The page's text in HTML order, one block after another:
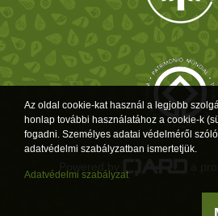
Az oldal cookie-kat használ a legjobb
honlap további használatához a cookie-k
fogadni. Személyes adatai védelméről
adatvédelmi szabályzatban ismertetjük.
Adatvédelmi szabályzat